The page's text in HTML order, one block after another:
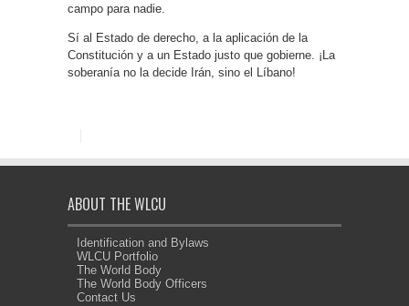
campo para nadie.
Sí al Estado de derecho, a la aplicación de la
Constitución y a un Estado justo que gobierne. ¡La
soberanía no la decide Irán, sino el Líbano!
ABOUT THE WLCU
Identification and Bylaws
WLCU Portfolio
The World Body
The World Body Officers
Contact Us